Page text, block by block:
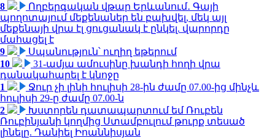
8
Ողբերգական վթար Երևանում․ Գայի
պողոտայում մեքենաներ են բախվել, մեկ այլ
մեքենայի վրա էլ ցուցանակ է ընկել. վարորդը
մահացել է
9
Սպանություն՝ ուղիղ եթերում
10
31-ամյա ամուսինը խանդի հողի վրա
դանակահարել է կնոջը
1
Ջուր չի լինի հուլիսի 28-ին ժամը 07.00-ից մինչև
հուլիսի 29-ը ժամը 07.00-ն
2
Խստորեն դատապարտում եմ Ռուբեն
Ռուբինյանի կողմից Ստամբուլում թուրք տեսած
լինելը. Դանիել Իոաննիսյան